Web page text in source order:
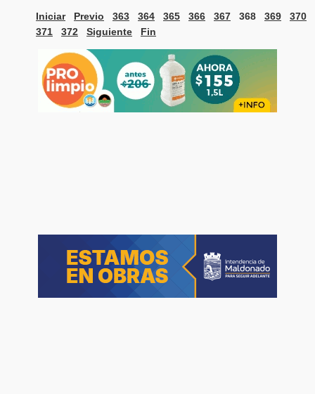
Iniciar Previo 363 364 365 366 367 368 369
370
371
372 Siguiente Fin